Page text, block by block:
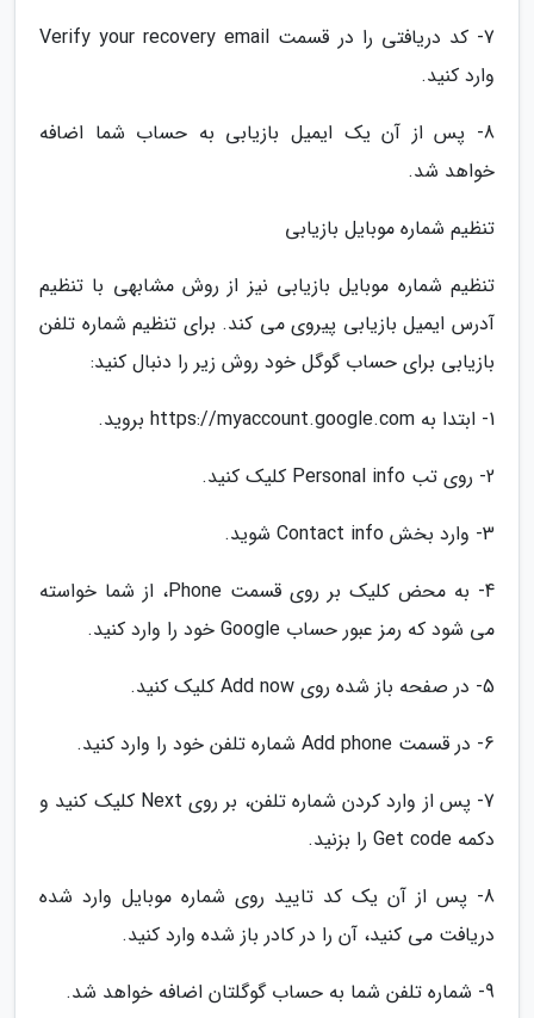
7- کد دریافتی را در قسمت Verify your recovery email
وارد کنید.
8- پس از آن یک ایمیل بازیابی به حساب شما اضافه
خواهد شد.
تنظیم شماره موبایل بازیابی
تنظیم شماره موبایل بازیابی نیز از روش مشابهی با تنظیم
آدرس ایمیل بازیابی پیروی می کند. برای تنظیم شماره تلفن
بازیابی برای حساب گوگل خود روش زیر را دنبال کنید:
1- ابتدا به https://myaccount.google.com بروید.
2- روی تب Personal info کلیک کنید.
3- وارد بخش Contact info شوید.
4- به محض کلیک بر روی قسمت Phone، از شما خواسته
می شود که رمز عبور حساب Google خود را وارد کنید.
5- در صفحه باز شده روی Add now کلیک کنید.
6- در قسمت Add phone شماره تلفن خود را وارد کنید.
7- پس از وارد کردن شماره تلفن، بر روی Next کلیک کنید و
دکمه Get code را بزنید.
8- پس از آن یک کد تایید روی شماره موبایل وارد شده
دریافت می کنید، آن را در کادر باز شده وارد کنید.
9- شماره تلفن شما به حساب گوگلتان اضافه خواهد شد.